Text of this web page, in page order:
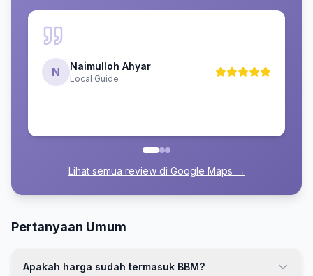
N Naimulloh Ahyar
Local Guide
Lihat semua review di Google Maps →
Pertanyaan Umum
Apakah harga sudah termasuk BBM?